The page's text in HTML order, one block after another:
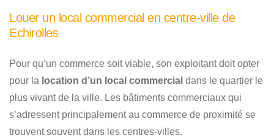
Louer un local commercial en centre-ville de
Echirolles
Pour qu’un commerce soit viable, son exploitant doit opter
pour la location d’un local commercial dans le quartier le
plus vivant de la ville. Les bâtiments commerciaux qui
s’adressent principalement au commerce de proximité se
trouvent souvent dans les centres-villes.